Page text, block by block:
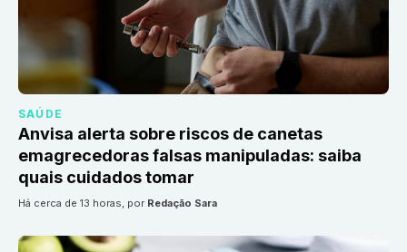
SAÚDE
Anvisa alerta sobre riscos de canetas
emagrecedoras falsas manipuladas: saiba
quais cuidados tomar
há cerca de 13 horas, por Redação Sara